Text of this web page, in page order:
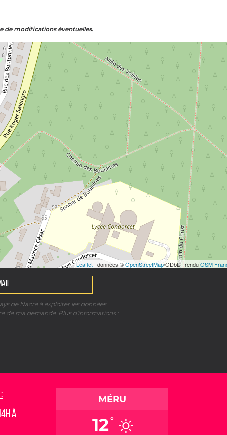
de modifications éventuelles.
Leaflet | données ©OpenStreetMap/ODbL - renduOSM
de Nacre à exploiter les données
de ma demande. Plus d'informations :
à
MÉRU
12°